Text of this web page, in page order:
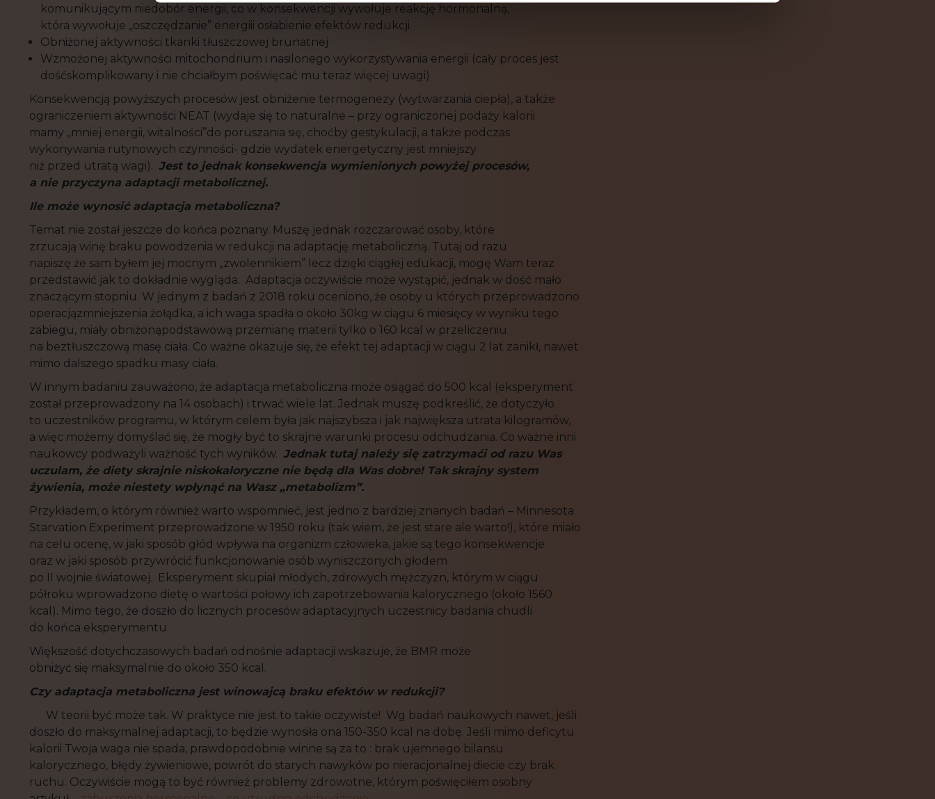
komunikującym niedobór energii, co w konsekwencji wywołuje reakcję hormonalną,
która wywołuje „oszczędzanie” energiii osłabienie efektów redukcji.
Obniżonej aktywności tkanki tłuszczowej brunatnej
Wzmożonej aktywności mitochondrium i nasilonego wykorzystywania energii (cały proces jest
dośćskomplikowany i nie chciałbym poświęcać mu teraz więcej uwagi)
Konsekwencją powyższych procesów jest obniżenie termogenezy (wytwarzania ciepła), a także
ograniczeniem aktywności NEAT (wydaje się to naturalne – przy ograniczonej podaży kalorii
mamy „mniej energii, witalności”do poruszania się, choćby gestykulacji, a także podczas
wykonywania rutynowych czynności- gdzie wydatek energetyczny jest mniejszy
niż przed utratą wagi). Jest to jednak konsekwencja wymienionych powyżej procesów,
a nie przyczyna adaptacji metabolicznej.
Ile może wynosićadaptacja metaboliczna?
Temat nie został jeszcze do końca poznany. Muszę jednak rozczarować osoby, które
zrzucają winę braku powodzenia w redukcji na adaptację metaboliczną. Tutaj od razu
napiszę że sam byłem jej mocnym „zwolennikiem” lecz dzięki ciągłej edukacji, mogę Wam teraz
przedstawić jak to dokładnie wygląda. Adaptacja oczywiście może wystąpić, jednak w dość mało
znaczącym stopniu. W jednym z badań z 2018 roku oceniono, że osoby u których przeprowadzono
operacjązmniejszenia żołądka, a ich waga spadła o około 30kg w ciągu 6 miesięcy w wyniku tego
zabiegu, miały obniżonąpodstawową przemianę materii tylko o 160 kcal w przeliczeniu
na beztłuszczową masę ciała. Co ważne okazuje się, że efekt tej adaptacji w ciągu 2 lat zanikł, nawet
mimo dalszego spadku masy ciała.
W innym badaniu zauważono, że adaptacja metaboliczna może osiągać do 500 kcal (eksperyment
został przeprowadzony na 14 osobach) i trwać wiele lat. Jednak muszę podkreślić, że dotyczyło
to uczestników programu, w którym celem była jak najszybsza i jak największa utrata kilogramów,
a więc możemy domyślać się, że mogły być to skrajne warunki procesu odchudzania. Co ważne inni
naukowcy podważyli ważność tych wyników. Jednak tutaj należy sięzatrzymaći od razu Was
uczulam, że diety skrajnie niskokaloryczne nie będą dla Was dobre!Tak skrajny system
żywienia, może niestety wpłynąć na Wasz „metabolizm”.
Przykładem, o którym również warto wspomnieć, jest jedno z bardziej znanych badań – Minnesota
Starvation Experiment przeprowadzone w 1950 roku (tak wiem, że jest stare ale warto!), które miało
na celu ocenę, w jaki sposób głód wpływa na organizm człowieka, jakie są tego konsekwencje
oraz w jaki sposób przywrócić funkcjonowanie osób wyniszczonych głodem
po II wojnie światowej. Eksperyment skupiał młodych, zdrowych mężczyzn, którym w ciągu
półroku wprowadzono dietę o wartości połowy ich zapotrzebowania kalorycznego (około 1560
kcal). Mimo tego, że doszło do licznych procesów adaptacyjnych uczestnicy badania chudli
do końca eksperymentu.
Większość dotychczasowych badań odnośnie adaptacji wskazuje, że BMR może
obniżyć się maksymalnie do około 350 kcal.
Czy adaptacja metaboliczna jest winowajcą braku efektów w redukcji?
W teorii być może tak. W praktyce nie jest to takie oczywiste! Wg badań naukowych nawet, jeśli
doszło do maksymalnej adaptacji, to będzie wynosiła ona 150-350 kcal na dobę. Jeśli mimo deficytu
kalorii Twoja waga nie spada, prawdopodobnie winne są za to : brak ujemnego bilansu
kalorycznego, błędy żywieniowe, powrót do starych nawyków po nieracjonalnej diecie czy brak
ruchu. Oczywiście mogą to być również problemy zdrowotne, którym poświęciłem osobny